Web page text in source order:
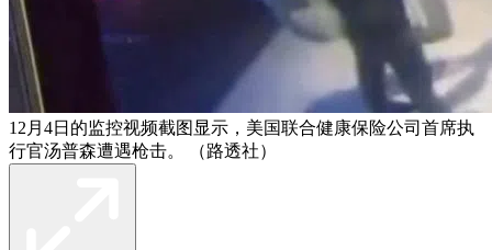
12月4日的监控视频截图显示，美国联合健康保险公司首席执
行官汤普森遭遇枪击。 （路透社）